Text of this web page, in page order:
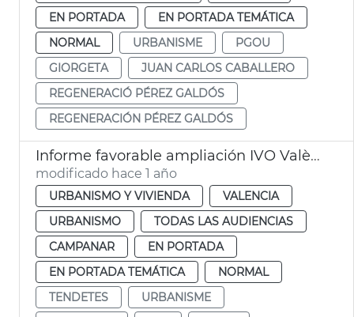
EN PORTADA
EN PORTADA TEMÁTICA
NORMAL
URBANISME
PGOU
GIORGETA
JUAN CARLOS CABALLERO
REGENERACIÓ PÉREZ GALDÓS
REGENERACIÓN PÉREZ GALDÓS
Informe favorable ampliación IVO València
modificado hace 1 año
URBANISMO Y VIVIENDA
VALENCIA
URBANISMO
TODAS LAS AUDIENCIAS
CAMPANAR
EN PORTADA
EN PORTADA TEMÁTICA
NORMAL
TENDETES
URBANISME